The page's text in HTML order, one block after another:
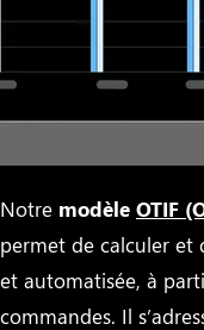
Notre modèle OTIF
permet de calculer et
et automatisée, à
commandes. Il